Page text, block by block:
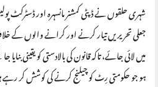
شہری حلقوں نے ڈپٹی کمشنر مانسہرہ اور ڈسٹرکٹ
جعلی تحریریں تیار کرنے اور کرانے والوں
میں لائی جائے، تاکہ قانون کی بالادستی کو یقینی
ہو جو حکومتی رِٹ کو چیلنج کرنے کی کوشش کر